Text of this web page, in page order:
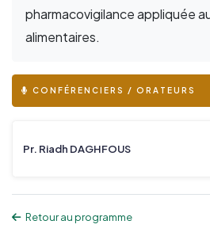
pharmacovigilance appliquée
alimentaires.
CONFÉRENCIERS / ORATEURS
Pr. Riadh DAGHFOUS
Retour au programme